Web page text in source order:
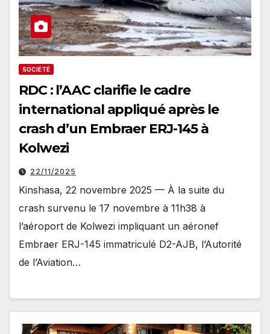
SOCIÉTÉ
RDC : l’AAC clarifie le cadre
international appliqué après le
crash d’un Embraer ERJ-145 à
Kolwezi
22/11/2025
Kinshasa, 22 novembre 2025 — À la suite du
crash survenu le 17 novembre à 11h38 à
l’aéroport de Kolwezi impliquant un aéronef
Embraer ERJ-145 immatriculé D2-AJB, l’Autorité
de l’Aviation…